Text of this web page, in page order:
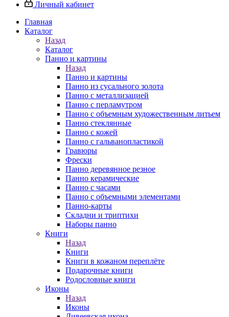
Личный кабинет
Главная
Каталог
Назад
Каталог
Панно и картины
Назад
Панно и картины
Панно из сусального золота
Панно с металлизацией
Панно с перламутром
Панно с объемным художественным литьем
Панно стеклянные
Панно с кожей
Панно с гальванопластикой
Гравюры
Фрески
Панно деревянное резное
Панно керамические
Панно с часами
Панно с объемными элементами
Панно-карты
Складни и триптихи
Наборы панно
Книги
Назад
Книги
Книги в кожаном переплёте
Подарочные книги
Родословные книги
Иконы
Назад
Иконы